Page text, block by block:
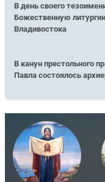
В день своего
Божественную
Владивостока
В канун престольного
Павла состоялось